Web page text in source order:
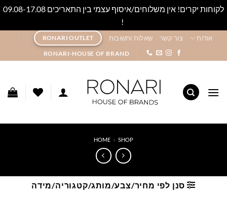
לקוחות יקרים! אין משלוחים/איסוף עצמי בין התאריכים 09.08-17.08
!
content
אודות צור קשר שאלות ותשובות RONARI OUTLET
RONARI-HOUSE OF BRAND
HOME » SHOP
סנן לפי מחיר/צבע/מותג/קטגוריה/מידה